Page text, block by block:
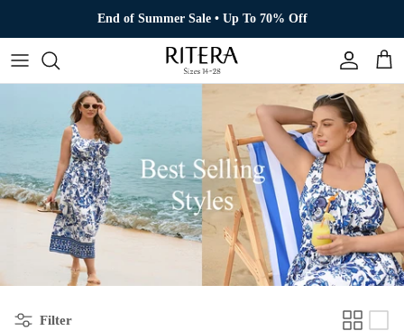
End of Summer Sale • Up To 70% Off
Konto
Filter